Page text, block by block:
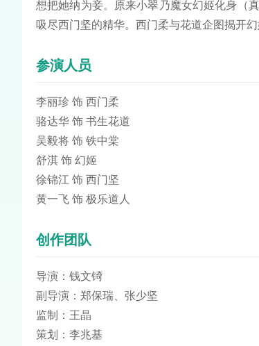
想把她纳为妾。原来小翠乃魔女幻姬化身（
吸尽西门坚的精华。西门柔与花道企图揭开
参演人员
李丽珍 饰 西门柔
骆达华 饰 书生花道
吴毅将 饰 铁中棠
舒淇 饰 幻姬
徐锦江 饰 西门坚
黄一飞 饰 极乐道人
创作团队
导演：钱文锜
副导演：郑保瑞、张少坚
监制：王晶
策划：李兆基